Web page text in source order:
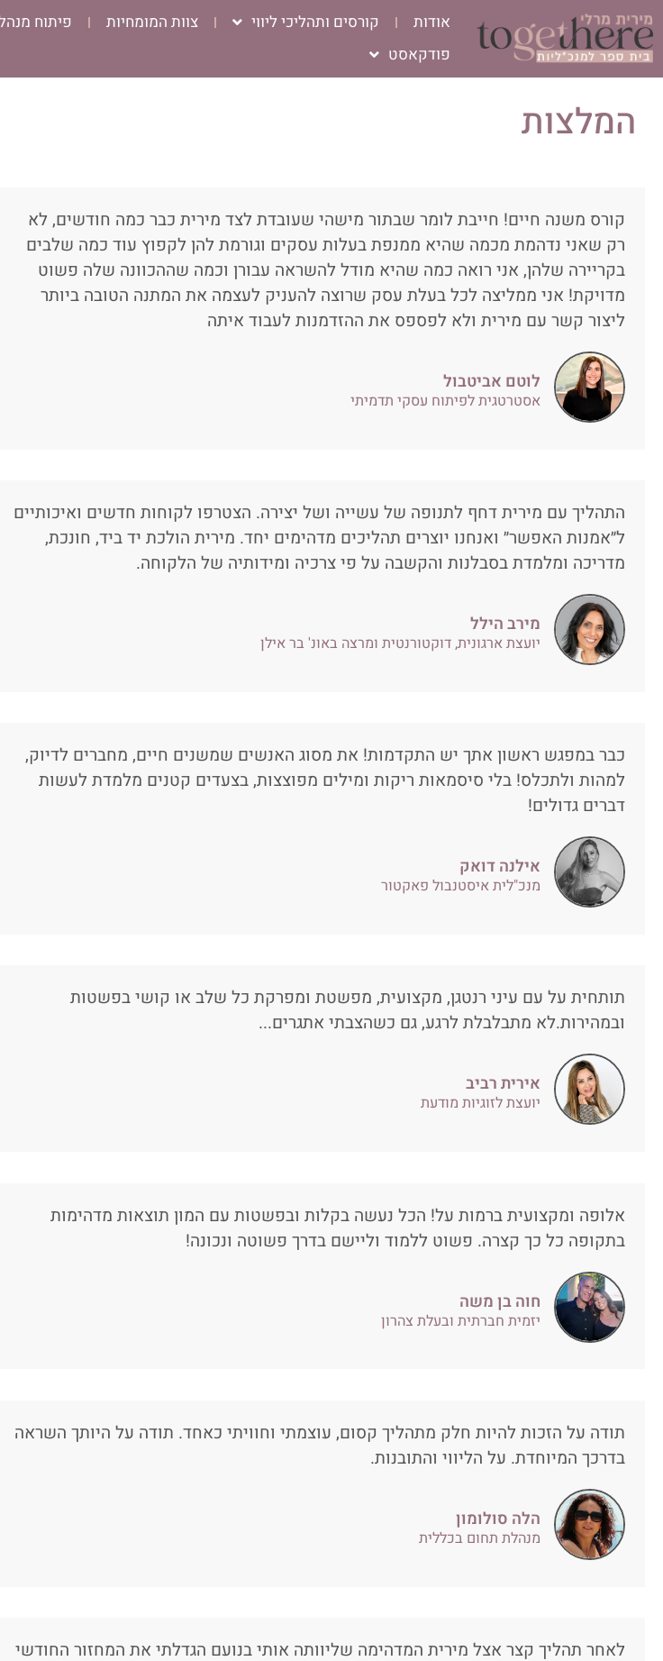
אודות קורסים ותהליכי ליווי צוות המומחיות פיתוח
פודקאסט
המלצות
קורס משנה חיים! חייבת לומר שבתור מישהי שעובדת לצד מירית כבר כמה חודשים, לא
רק שאני נדהמת מכמה שהיא ממנפת בעלות עסקים וגורמת להן לקפוץ עוד כמה שלבים
בקריירה שלהן, אני רואה כמה שהיא מודל להשראה עבורן וכמה שההכוונה שלה פשוט
מדויקת! אני ממליצה לכל בעלת עסק שרוצה להעניק לעצמה את המתנה הטובה ביותר
ליצור קשר עם מירית ולא לפספס את ההזדמנות לעבוד איתה
לוטם אביטבול
אסטרטגית לפיתוח עסקי תדמיתי
התהליך עם מירית דחף לתנופה של עשייה ושל יצירה. הצטרפו לקוחות חדשים ואיכותיים
ל״אמנות האפשר״ ואנחנו יוצרים תהליכים מדהימים יחד. מירית הולכת יד ביד, חונכת,
מדריכה ומלמדת בסבלנות והקשבה על פי צרכיה ומידותיה של הלקוחה.
מירב הילל
יועצת ארגונית, דוקטורנטית ומרצה באונ' בר אילן
כבר במפגש ראשון אתך יש התקדמות! את מסוג האנשים שמשנים חיים, מחברים לדיוק,
למהות ולתכלס! בלי סיסמאות ריקות ומילים מפוצצות, בצעדים קטנים מלמדת לעשות
דברים גדולים!
אילנה דואק
מנכ"לית איסטנבול פאקטור
תותחית על עם עיני רנטגן, מקצועית, מפשטת ומפרקת כל שלב או קושי בפשטות
ובמהירות.לא מתבלבלת לרגע, גם כשהצבתי אתגרים...
אירית רביב
יועצת לזוגיות מודעת
אלופה ומקצועית ברמות על! הכל נעשה בקלות ובפשטות עם המון תוצאות מדהימות
בתקופה כל כך קצרה. פשוט ללמוד וליישם בדרך פשוטה ונכונה!
חוה בן משה
יזמית חברתית ובעלת צהרון
תודה על הזכות להיות חלק מתהליך קסום, עוצמתי וחוויתי כאחד. תודה על היותך השראה
בדרכך המיוחדת. על הליווי והתובנות.
הלה סולומון
מנהלת תחום בכללית
לאחר תהליך קצר אצל מירית המדהימה שליוותה אותי בנועם הגדלתי את המחזור החודשי